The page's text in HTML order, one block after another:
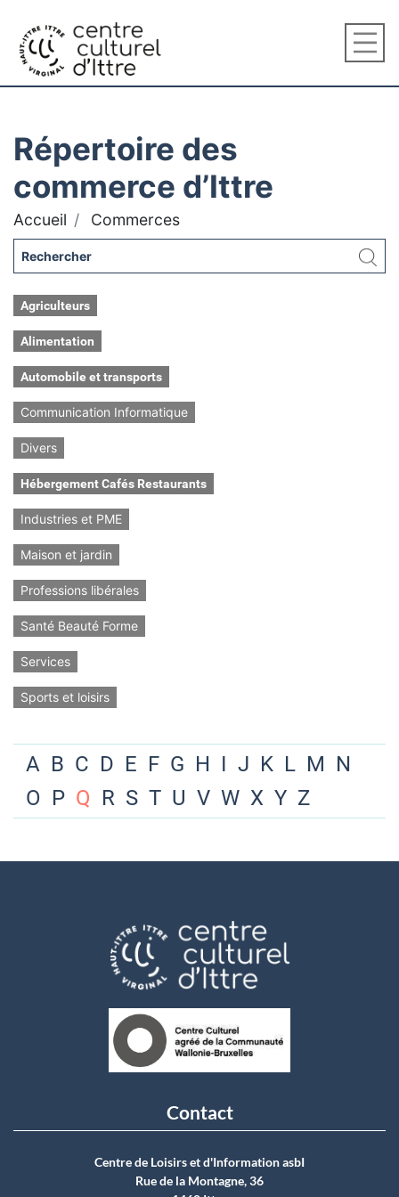
Répertoire des
commerce d’Ittre
Accueil Commerces
Agriculteurs
Alimentation
Automobile et transports
Communication Informatique
Divers
Hébergement Cafés Restaurants
Industries et PME
Maison et jardin
Professions libérales
Santé Beauté Forme
Services
Sports et loisirs
A B C D E F G H I J K L M N
O P Q R S T U V W X Y Z
Contact
Centre de Loisirs et d'Information asbI
Rue de la Montagne, 36